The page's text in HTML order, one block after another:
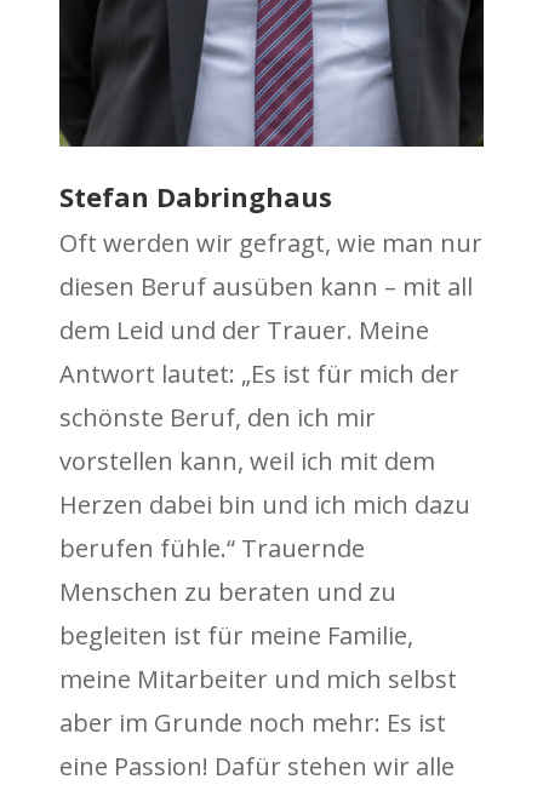
Stefan Dabringhaus
Oft werden wir gefragt, wie man nur
diesen Beruf ausüben kann – mit all
dem Leid und der Trauer. Meine
Antwort lautet: „Es ist für mich der
schönste Beruf, den ich mir
vorstellen kann, weil ich mit dem
Herzen dabei bin und ich mich dazu
berufen fühle.“ Trauernde
Menschen zu beraten und zu
begleiten ist für meine Familie,
meine Mitarbeiter und mich selbst
aber im Grunde noch mehr: Es ist
eine Passion! Dafür stehen wir alle